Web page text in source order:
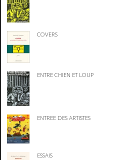
COVERS
ENTRE CHIEN ET LOUP
ENTREE DES ARTISTES
ESSAIS